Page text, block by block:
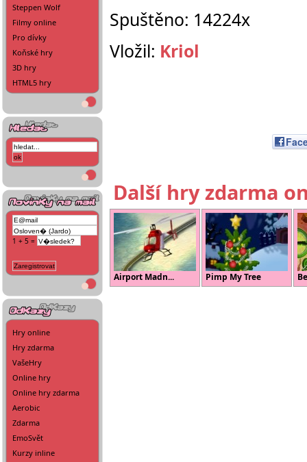
Steppen Wolf
Filmy online
Pro dívky
Koňské hry
3D hry
HTML5 hry
1 + 5 =
Hry online
Hry zdarma
VašeHry
Online hry
Online hry zdarma
Aerobic
Zdarma
EmoSvět
Kurzy inline
Spuštěno: 14224x
Vložil: Kriol
Další hry zdarma
Airport Madn... Pimp My Tree